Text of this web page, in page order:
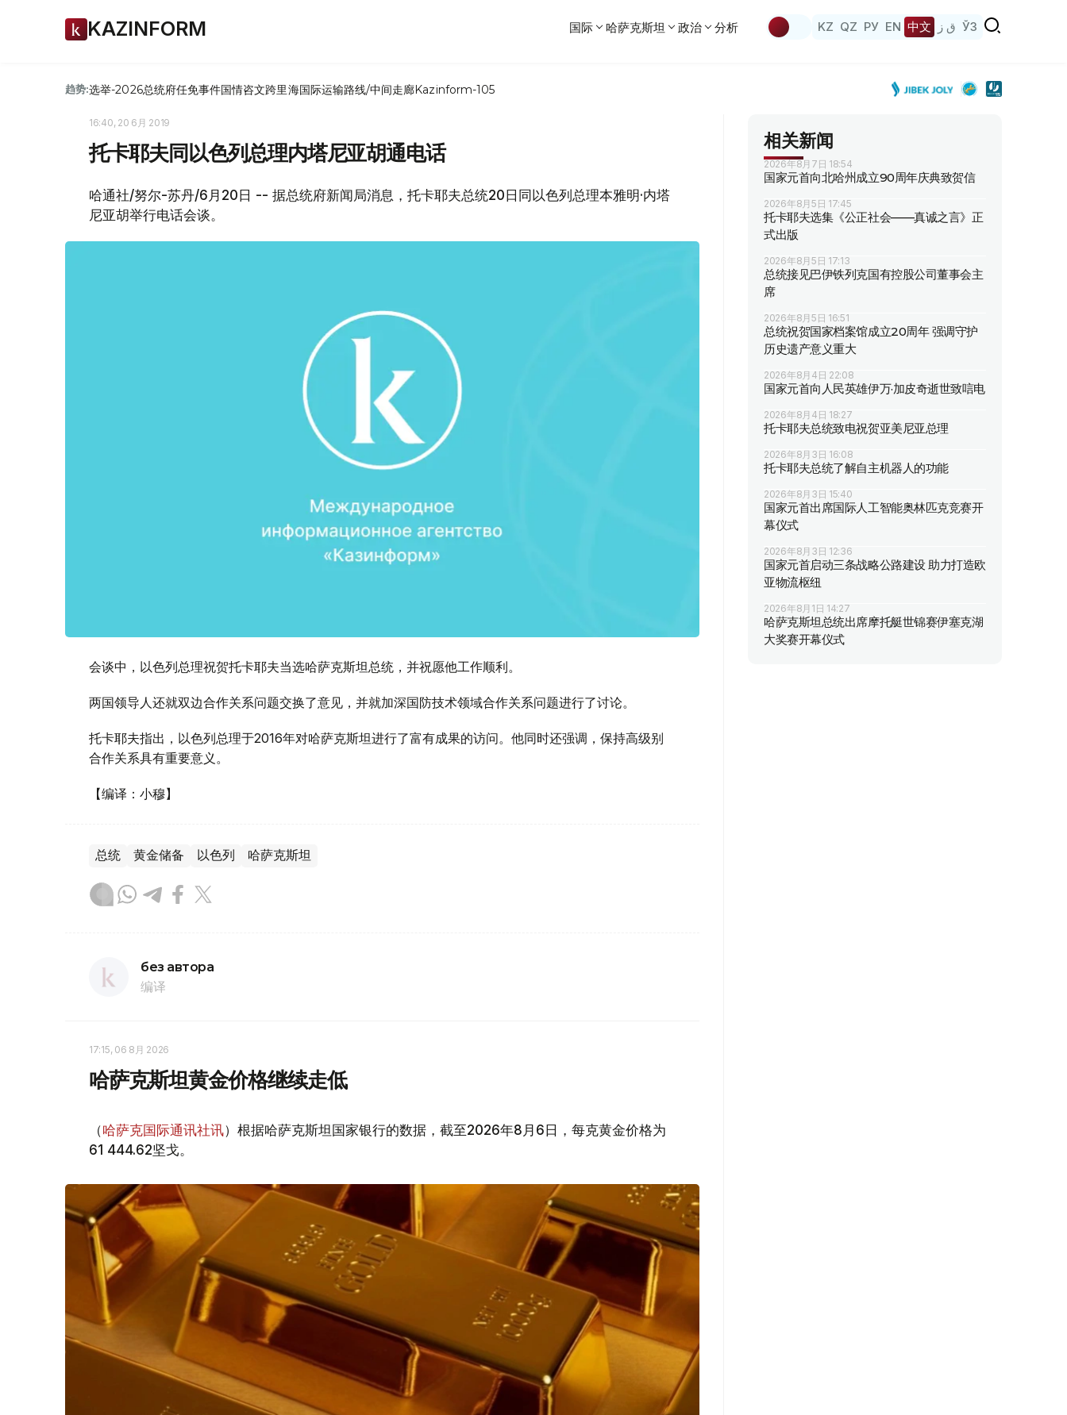
KAZINFORM 国际 哈萨克斯坦 政治 分析 KZ QZ РУ EN 中文 ق ز ЎЗ
趋势:选举-2026总统府任免事件国情咨文跨里海国际运输路线/中间走廊Kazinform-105
16:40, 20 6月 2019
托卡耶夫同以色列总理内塔尼亚胡通电话
哈通社/努尔-苏丹/6月20日 -- 据总统府新闻局消息，托卡耶夫总统20日同以色列总理本雅明·内塔
尼亚胡举行电话会谈。
会谈中，以色列总理祝贺托卡耶夫当选哈萨克斯坦总统，并祝愿他工作顺利。
两国领导人还就双边合作关系问题交换了意见，并就加深国防技术领域合作关系问题进行了讨论。
托卡耶夫指出，以色列总理于2016年对哈萨克斯坦进行了富有成果的访问。他同时还强调，保持高级别
合作关系具有重要意义。
【编译：小穆】
总统 黄金储备 以色列 哈萨克斯坦
без автора
编译
17:15, 06 8月 2026
哈萨克斯坦黄金价格继续走低
（哈萨克国际通讯社讯）根据哈萨克斯坦国家银行的数据，截至2026年8月6日，每克黄金价格为
61 444.62坚戈。
相关新闻
2026年8月7日 18:54
国家元首向北哈州成立90周年庆典致贺信
2026年8月5日 17:45
托卡耶夫选集《公正社会——真诚之言》正
式出版
2026年8月5日 17:13
总统接见巴伊铁列克国有控股公司董事会主
席
2026年8月5日 16:51
总统祝贺国家档案馆成立20周年 强调守护
历史遗产意义重大
2026年8月4日 22:08
国家元首向人民英雄伊万·加皮奇逝世致唁电
2026年8月4日 18:27
托卡耶夫总统致电祝贺亚美尼亚总理
2026年8月3日 16:08
托卡耶夫总统了解自主机器人的功能
2026年8月3日 15:40
国家元首出席国际人工智能奥林匹克竞赛开
幕仪式
2026年8月3日 12:36
国家元首启动三条战略公路建设 助力打造欧
亚物流枢纽
2026年8月1日 14:27
哈萨克斯坦总统出席摩托艇世锦赛伊塞克湖
大奖赛开幕仪式